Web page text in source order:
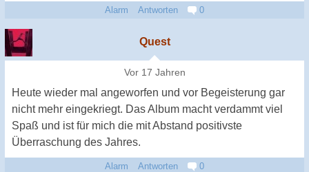
Alarm Antworten 0
Quest
Vor 17 Jahren
Heute wieder mal angeworfen und vor Begeisterung gar
nicht mehr eingekriegt. Das Album macht verdammt viel
Spaß und ist für mich die mit Abstand positivste
Überraschung des Jahres.
Alarm Antworten 0